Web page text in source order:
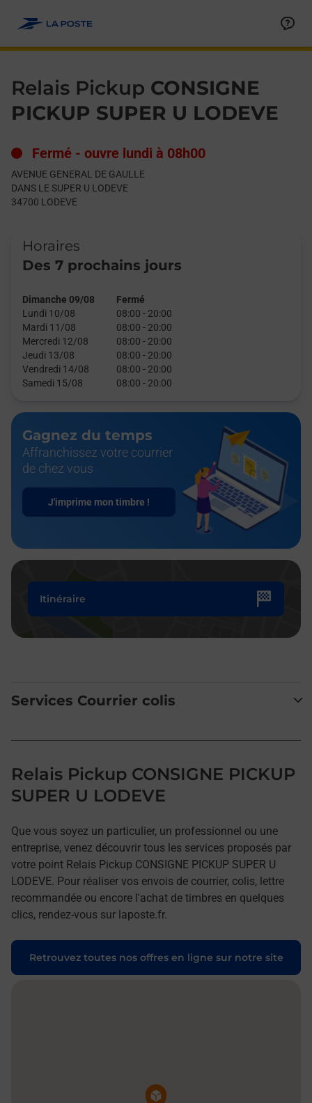
Relais Pickup CONSIGNE
PICKUP SUPER U LODEVE
Fermé - ouvre lundi à 08h00
AVENUE GENERAL DE GAULLE
DANS LE SUPER U LODEVE
34700 LODEVE
Horaires
Des 7 prochains jours
Dimanche 09/08
Fermé
Lundi 10/08
08:00 - 20:00
Mardi 11/08
08:00 - 20:00
Mercredi 12/08
08:00 - 20:00
Jeudi 13/08
08:00 - 20:00
Vendredi 14/08
08:00 - 20:00
Samedi 15/08
08:00 - 20:00
Gagnez du temps
Affranchissez votre courrier
de chez vous
J'imprime mon timbre !
Itinéraire
Services Courrier colis
Relais Pickup CONSIGNE PICKUP
SUPER U LODEVE
Que vous soyez un particulier, un professionnel ou une
entreprise, venez découvrir tous les services proposés par
votre point Relais Pickup CONSIGNE PICKUP SUPER U
LODEVE. Pour réaliser vos envois de courrier, colis, lettre
recommandée ou encore l'achat de timbres en quelques
clics, rendez-vous sur laposte.fr.
Retrouvez toutes nos offres en ligne sur notre site
Pin de la carte